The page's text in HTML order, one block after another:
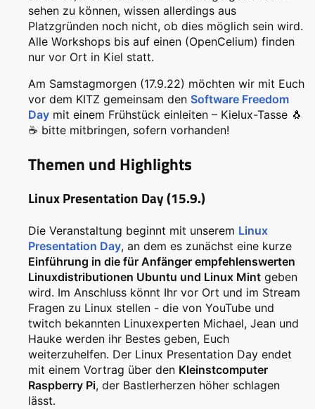
sehen zu können, wissen allerdings aus
Platzgründen noch nicht, ob dies möglich sein wird.
Alle Workshops bis auf einen (OpenCelium) finden
nur vor Ort in Kiel statt.
Am Samstagmorgen (17.9.22) möchten wir mit Euch
vor dem KITZ gemeinsam den Software Freedom
Day mit einem Frühstück einleiten – Kielux-Tasse 🐧
☕ bitte mitbringen, sofern vorhanden!
Themen und Highlights
Linux Presentation Day (15.9.)
Die Veranstaltung beginnt mit unserem Linux
Presentation Day, an dem es zunächst eine kurze
Einführung in die für Anfänger empfehlenswerten
Linuxdistributionen Ubuntu und Linux Mint geben
wird. Im Anschluss könnt Ihr vor Ort und im Stream
Fragen zu Linux stellen - die von YouTube und
twitch bekannten Linuxexperten Michael, Jean und
Hauke werden ihr Bestes geben, Euch
weiterzuhelfen. Der Linux Presentation Day endet
mit einem Vortrag über den Kleinstcomputer
Raspberry Pi, der Bastlerherzen höher schlagen
lässt.